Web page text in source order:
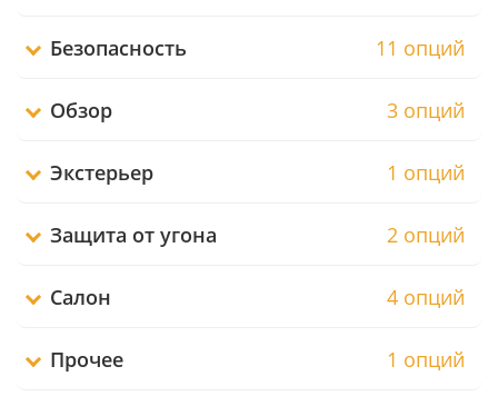
Безопасность 11 опций
Обзор 3 опций
Экстерьер 1 опций
Защита от угона 2 опций
Салон 4 опций
Прочее 1 опций